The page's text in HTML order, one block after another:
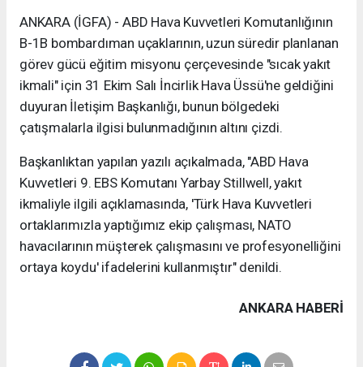
ANKARA (İGFA) - ABD Hava Kuvvetleri Komutanlığının
B-1B bombardıman uçaklarının, uzun süredir planlanan
görev gücü eğitim misyonu çerçevesinde "sıcak yakıt
ikmali" için 31 Ekim Salı İncirlik Hava Üssü'ne geldiğini
duyuran İletişim Başkanlığı, bunun bölgedeki
çatışmalarla ilgisi bulunmadığının altını çizdi.
Başkanlıktan yapılan yazılı açıkalmada, "ABD Hava
Kuvvetleri 9. EBS Komutanı Yarbay Stillwell, yakıt
ikmaliyle ilgili açıklamasında, 'Türk Hava Kuvvetleri
ortaklarımızla yaptığımız ekip çalışması, NATO
havacılarının müşterek çalışmasını ve profesyonelliğini
ortaya koydu' ifadelerini kullanmıştır" denildi.
ANKARA HABERİ